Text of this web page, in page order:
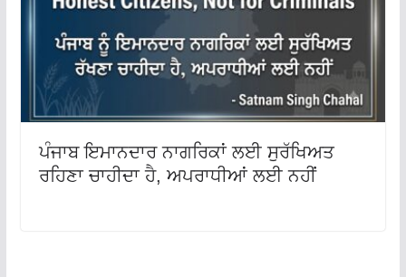
ਪੰਜਾਬ ਇਮਾਨਦਾਰ ਨਾਗਰਿਕਾਂ ਲਈ ਸੁਰੱਖਿਅਤ
ਰਹਿਣਾ ਚਾਹੀਦਾ ਹੈ, ਅਪਰਾਧੀਆਂ ਲਈ ਨਹੀਂ